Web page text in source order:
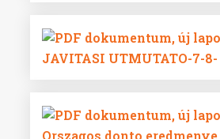
JAVITASI UTMUTATO-7-8-
Orszagos donto